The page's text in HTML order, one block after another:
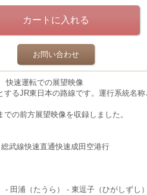
お問い合わせ
快速運転での展望映像
るJR東日本の路線です。運行系統名
の前方展望映像を収録しました。
武線快速直通快速成田空港行
田浦（たうら） - 東逗子（ひがしずし